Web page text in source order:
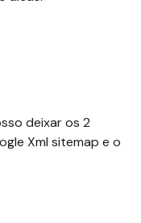
deixar os 2
Xml sitemap e o